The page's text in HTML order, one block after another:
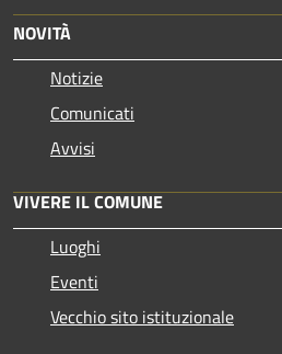
NOVITÀ
Notizie
Comunicati
Avvisi
VIVERE IL COMUNE
Luoghi
Eventi
Vecchio sito istituzionale